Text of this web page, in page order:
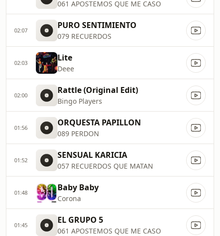
061 APOSTEMOS QUE ME CASO
02:07 PURO SENTIMIENTO
079 RECUERDOS
02:03 Lite
Deee
02:00 Rattle (Original Edit)
Bingo Players
01:56 ORQUESTA PAPILLON
089 PERDON
01:52 SENSUAL KARICIA
057 RECUERDOS QUE MATAN
01:48 Baby Baby
Corona
01:45 EL GRUPO 5
061 APOSTEMOS QUE ME CASO